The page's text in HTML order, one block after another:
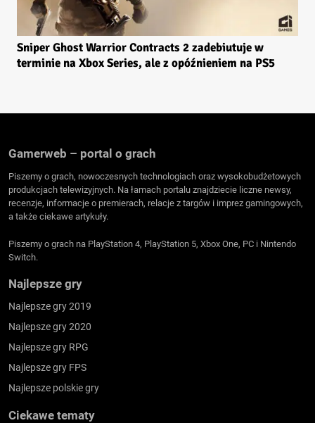
Sniper Ghost Warrior Contracts 2 zadebiutuje w
terminie na Xbox Series, ale z opóźnieniem na PS5
Gamerweb – portal o grach
Piszemy o grach, nowoczesnych technologiach oraz wysokobudżetowych
produkcjach telewizyjnych. Na łamach portalu znajdziecie liczne newsy,
recenzje, informacje o premierach, relacje z targów i imprez gamingowych,
a także ciekawe artykuły.
Piszemy o grach na PlayStation 4, PlayStation 5, Xbox One, PC i Nintendo
Switch.
Najlepsze gry
Najlepsze gry 2019
Najlepsze gry 2020
Najlepsze gry RPG
Najlepsze gry FPS
Najlepsze polskie gry
Ciekawe tematy